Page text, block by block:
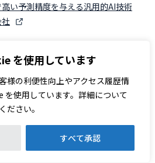
を使用しています
様の利便性向上やアクセス履歴情
使用しています。詳細について
ださい。
すべて承認
い予測精度を与える汎用的AI技術
システムの活用｜キング
するキング醸造株式会社は、AIに
入しました。
精度の予測を行ううえに、業務に
力できるなど、 生産性の向上や廃